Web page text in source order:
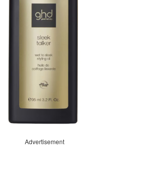
Advertisement